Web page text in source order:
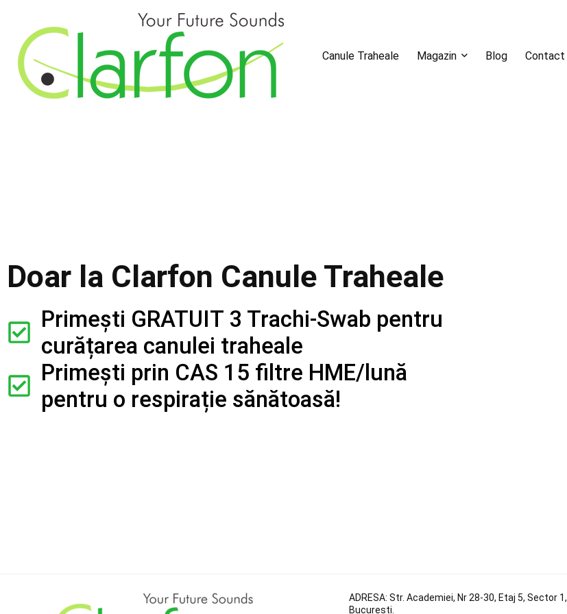
Canule Traheale Magazin Blog Contact
Doar la Clarfon Canule Traheale
Primești GRATUIT 3 Trachi-Swab pentru
curățarea canulei traheale
Primești prin CAS 15 filtre HME/lună
pentru o respirație sănătoasă!
ADRESA: Str. Academiei, Nr 28-30, Etaj 5, Sector 1,
Bucuresti.